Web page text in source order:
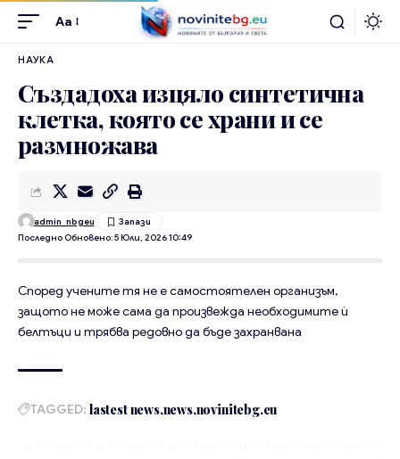
Aa
НАУКА
Създадоха изцяло синтетична
клетка, която се храни и се
размножава
Последно Обновено: 5 Юли, 2026 10:49
admin_nbgeu
Според учените тя не е самостоятелен организъм,
защото не може сама да произвежда необходимите ѝ
белтъци и трябва редовно да бъде захранвана
TAGGED: lastest news news novinitebg.eu